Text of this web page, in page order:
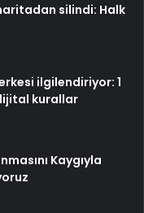
silindi: Halk
ilgilendiriyor: 1
kurallar
Kaygıyla